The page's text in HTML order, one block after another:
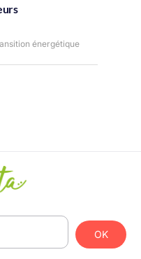
énergétique
OK